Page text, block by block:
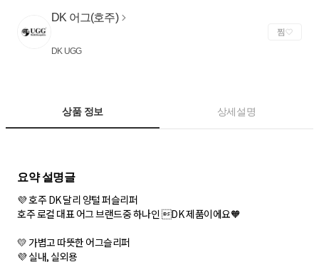
DK 어그(호주)
DK UGG
찜
상품 정보 상세설명
요약 설명글
💜 호주 DK 달리 양털 퍼슬리퍼
호주 로컬 대표 어그 브랜드중 하나인 DK 제품이에요🧡
💛 가볍고 따뜻한 어그슬리퍼
💜 실내, 실외용